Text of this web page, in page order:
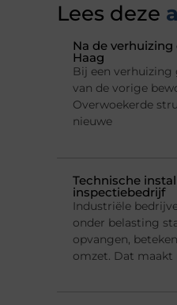
Lees deze
Na de
Haag
Bij een
van de vorige
Overwoekerde
nieuwe
Technische
inspectiebedrijf
Industriële
onder belasting
opvangen,
omzet. Dat maakt